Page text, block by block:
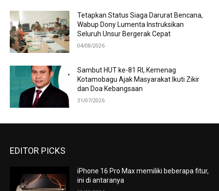
Tetapkan Status Siaga Darurat Bencana,
Wabup Dony Lumenta Instruksikan
Seluruh Unsur Bergerak Cepat
04/08/2026
Sambut HUT ke-81 RI, Kemenag
Kotamobagu Ajak Masyarakat Ikuti Zikir
dan Doa Kebangsaan
31/07/2026
EDITOR PICKS
iPhone 16 Pro Max memiliki beberapa fitur,
ini di antaranya